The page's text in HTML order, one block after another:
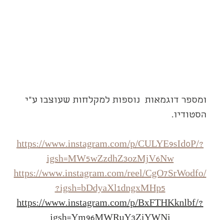
ומספר דוגמאות  נוספות למקלחות שעוצבו ע"י
הסטודיו.
https://www.instagram.com/p/CULYE9sId0P/?
igsh=MW5wZzdhZ3ozMjV6Nw
https://www.instagram.com/reel/CgO7SrWodfo/
?igsh=bDdyaXl1dngxMHp5
https://www.instagram.com/p/BxFTHKknlbf/?